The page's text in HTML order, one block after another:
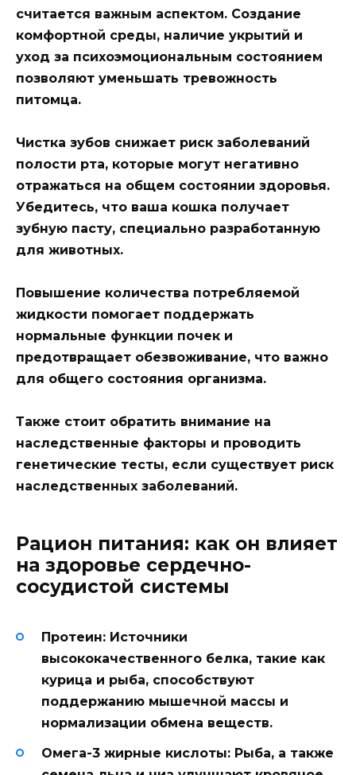
считается важным аспектом. Создание
комфортной среды, наличие укрытий и
уход за психоэмоциональным состоянием
позволяют уменьшать тревожность
питомца.
Чистка зубов снижает риск заболеваний
полости рта, которые могут негативно
отражаться на общем состоянии здоровья.
Убедитесь, что ваша кошка получает
зубную пасту, специально разработанную
для животных.
Повышение количества потребляемой
жидкости помогает поддержать
нормальные функции почек и
предотвращает обезвоживание, что важно
для общего состояния организма.
Также стоит обратить внимание на
наследственные факторы и проводить
генетические тесты, если существует риск
наследственных заболеваний.
Рацион питания: как он влияет
на здоровье сердечно-
сосудистой системы
Протеин: Источники
высококачественного белка, такие как
курица и рыба, способствуют
поддержанию мышечной массы и
нормализации обмена веществ.
Омега-3 жирные кислоты: Рыба, а также